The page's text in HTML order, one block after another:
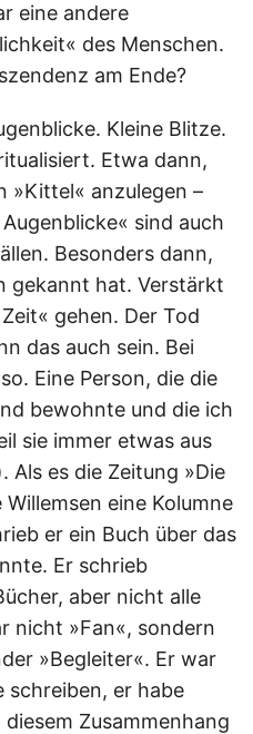
eine andere
des Menschen.
am Ende?
Kleine Blitze.
Etwa dann,
anzulegen –
sind auch
Besonders dann,
gekannt hat. Verstärkt
gehen. Der Tod
das auch sein. Bei
Eine Person, die die
bewohnte und die ich
sie immer etwas aus
Als es die Zeitung »Die
eine Kolumne
er ein Buch über das
Er schrieb
aber nicht alle
nicht »Fan«, sondern
»Begleiter«. Er war
schreiben, er habe
Zusammenhang